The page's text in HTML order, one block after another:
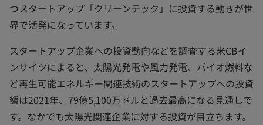
つスタートアップ「クリーンテック」に投資する動きが世
界で活発になっています。
スタートアップ企業への投資動向などを調査する米CBイ
ンサイツによると、太陽光発電や風力発電、バイオ燃料な
ど再生可能エネルギー関連技術のスタートアップへの投資
額は2021年、79億5,100万ドルと過去最高になる見通しで
す。なかでも太陽光関連企業に対する投資が目立ちます。